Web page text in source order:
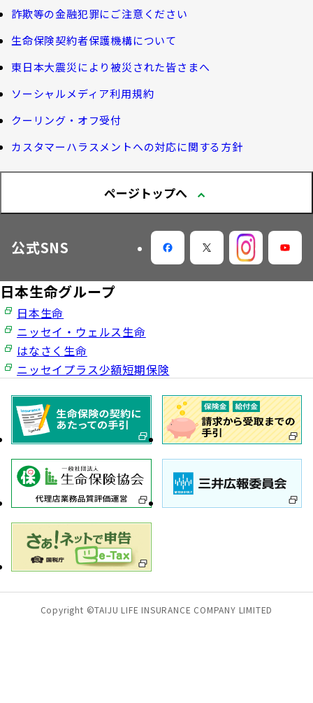
せ」について
生命保険料控除制度について
Web版「ご契約のしおり－約款」
団体年金運用商品
確定給付企業年金オンラインサービス（CPBS）
企業年金の事務再委託先変更について（契約者さ
ま専用サイト）
企業保険特別勘定運用実績照会サービス
体内環境チェック
認知症について知る
大樹の認知症サポートサービス
認知症コラム
認知機能チェック
大樹らいふ倶楽部紹介
機関投資家としての役割
大樹生命 CM紹介
詐欺等の金融犯罪にご注意ください
生命保険契約者保護機構について
東日本大震災により被災された皆さまへ
ソーシャルメディア利用規約
クーリング・オフ受付
カスタマーハラスメントへの対応に関する方針
ページトップへ
公式SNS
日本生命グループ
日本生命
ニッセイ・ウェルス生命
はなさく生命
ニッセイプラス少額短期保険
Copyright ©TAIJU LIFE INSURANCE COMPANY LIMITED